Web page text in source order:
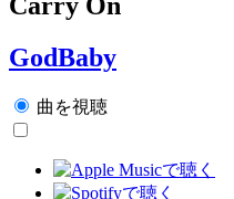
GodBaby
曲を視聴